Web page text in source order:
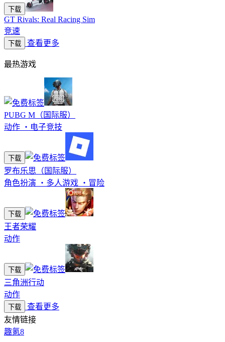
下载
GT Rivals: Real Racing Sim
竞速
下载 查看更多
最热游戏
PUBG M（国际服）
动作 ・ 电子竞技
下载
罗布乐思（国际服）
角色扮演
・ 多人游戏 ・ 冒险
下载
王者荣耀
动作
下载
三角洲行动
动作
下载
查看更多
友情链接
趣氪8